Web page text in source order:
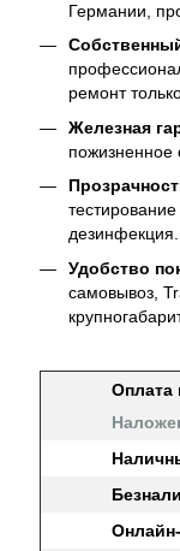
Германии,
ремонт
Железная
пожизненное
дезинфекция.
Удобство
самовывоз,
Оплата